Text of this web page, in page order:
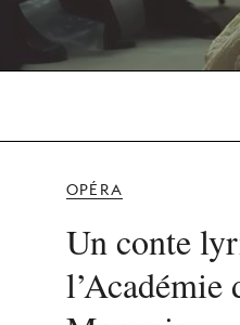
OPÉRA
Un conte
l’Académie